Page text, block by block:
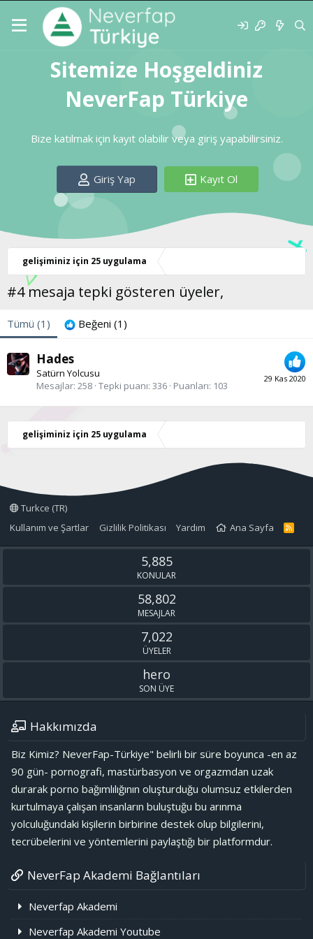
Sitemize Hoşgeldiniz
NeverFap Türkiye
Bize katılmak için kayıt olabilir veya giriş yapabilirsiniz.
Giriş Yap Kayıt Ol
gelişiminiz için 25 uygulama
#4 mesaja tepki gösteren üyeler,
Tümü (1) Beğeni (1)
29 Kas 2020
Hades
Satürn Yolcusu
Mesajlar 258 Tepki puanı 336 Puanları 103
gelişiminiz için 25 uygulama
Turkce (TR)
Kullanım ve Şartlar
Gizlilik Politikası Yardım Ana Sayfa
R
S
5,885
KONULAR
58,802
MESAJLAR
7,022
ÜYELER
hero
SON ÜYE
Hakkımızda
Biz Kimiz? NeverFap-Türkiye" belirli bir süre boyunca -en az
90 gün- pornografi, mastürbasyon ve orgazmdan uzak
durarak porno bağımlılığının oluşturduğu olumsuz etkilerden
kurtulmaya çalışan insanların buluştuğu bu arınma
yolculuğundaki kişilerin birbirine destek olup bilgilerini,
tecrübelerini ve yöntemlerini paylaştığı bir platformdur.
NeverFap Akademi Bağlantıları
Neverfap Akademi
Neverfap Akademi Youtube